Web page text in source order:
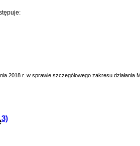
2018 r. w sprawie szczegółowego zakresu działania
3)